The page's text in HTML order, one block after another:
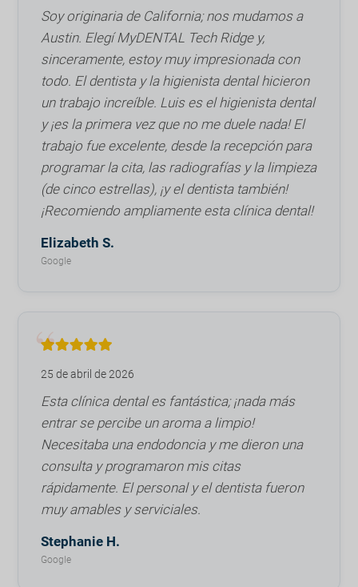
Soy originaria de California; nos mudamos a
Austin. Elegí MyDENTAL Tech Ridge y,
sinceramente, estoy muy impresionada con
todo. El dentista y la higienista dental hicieron
un trabajo increíble. Luis es el higienista dental
y ¡es la primera vez que no me duele nada! El
trabajo fue excelente, desde la recepción para
programar la cita, las radiografías y la limpieza
(de cinco estrellas), ¡y el dentista también!
¡Recomiendo ampliamente esta clínica dental!
Elizabeth S.
Google
25 de abril de 2026
Esta clínica dental es fantástica; ¡nada más
entrar se percibe un aroma a limpio!
Necesitaba una endodoncia y me dieron una
consulta y programaron mis citas
rápidamente. El personal y el dentista fueron
muy amables y serviciales.
Stephanie H.
Google